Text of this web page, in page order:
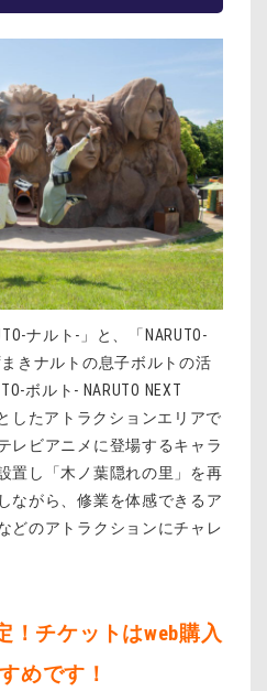
ナルト-」と、「NARUTO-
きナルトの息子ボルトの活
ボルト- NARUTO NEXT
したアトラクションエリアで
レビアニメに登場するキャラ
置し「木ノ葉隠れの里」を再
ながら、修業を体感できるア
どのアトラクションにチャレ
！チケットはweb購入
めです！